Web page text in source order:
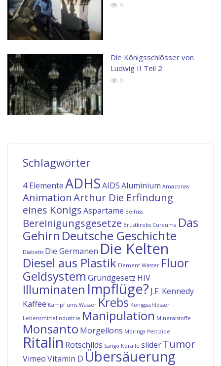
9
Die Königsschlösser von
Ludwig II Teil 2
9
Schlagwörter
4 ElementeADHSAIDSAluminium Amazonas
AnimationArthur Die Erfindung
eines KönigsAspartame Beifuss
Bereinigungsgesetze Brustkrebs Curcuma Das
Gehirn Deutsche Geschichte
Diabetis Die Germanen Die Kelten
Diesel aus Plastik Element Wasser Fluor
Geldsystem Grundgesetz HIV
Illuminaten Impflüge? J.F. Kennedy
Kaffee Kampf ums Wasser Krebs Königsschlösser
Lebensmittelindustrie Manipulation Mineralstoffe
Monsanto Morgellons Moringa Pestizide
Ritalin Rotschilds Sango Koralle sliderTumor
VimeoVitamin D Übersäuerung